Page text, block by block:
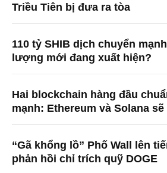
Triều Tiên bị đưa ra tòa
110 tỷ SHIB dịch chuyển
lượng mới đang xuất hiện?
Hai blockchain hàng đầu
mạnh: Ethereum và Solana
“Gã khổng lồ” Phố Wall lên
phản hồi chỉ trích quỹ DOGE